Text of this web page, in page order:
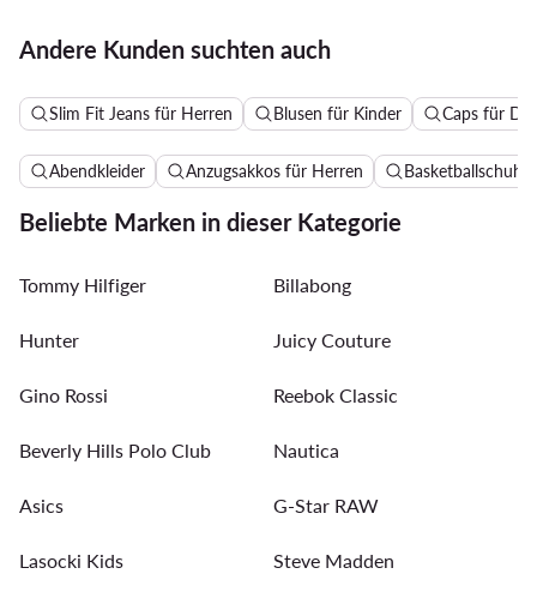
Andere Kunden suchten auch
Slim Fit Jeans für Herren Blusen für Kinder Caps für
Abendkleider Anzugsakkos für Herren Basketballschuhe
Beliebte Marken in dieser Kategorie
Tommy Hilfiger Billabong
Hunter Juicy Couture
Gino Rossi Reebok Classic
Beverly Hills Polo Club Nautica
Asics G-Star RAW
Lasocki Kids Steve Madden